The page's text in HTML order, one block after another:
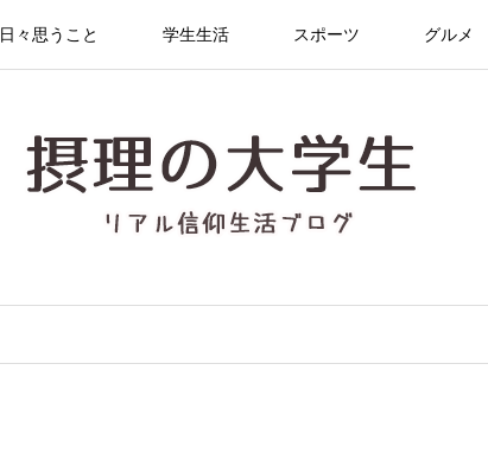
日々思うこと 学生生活 スポーツ グルメ